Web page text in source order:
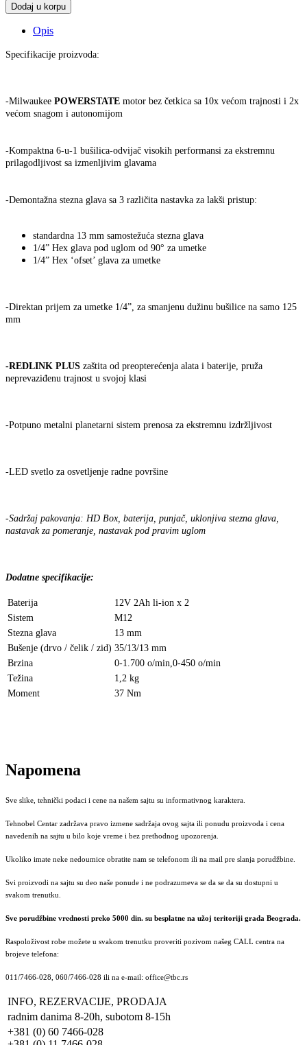
Dodaj u korpu
Opis
Specifikacije proizvoda:
-Milwaukee POWERSTATE motor bez četkica sa 10x većom trajnosti i 2x
većom snagom i autonomijom
-Kompaktna 6-u-1 bušilica-odvijač visokih performansi za ekstremnu
prilagodljivost sa izmenljivim glavama
-Demontažna stezna glava sa 3 različita nastavka za lakši pristup:
standardna 13 mm samostežuća stezna glava
1/4” Hex glava pod uglom od 90° za umetke
1/4” Hex ‘ofset’ glava za umetke
-Direktan prijem za umetke 1/4”, za smanjenu dužinu bušilice na samo 125
mm
-REDLINK PLUS zaštita od preopterećenja alata i baterije, pruža
neprevaziđenu trajnost u svojoj klasi
-Potpuno metalni planetarni sistem prenosa za ekstremnu izdržljivost
-LED svetlo za osvetljenje radne površine
-Sadržaj pakovanja: HD Box, baterija, punjač, uklonjiva stezna glava,
nastavak za pomeranje, nastavak pod pravim uglom
Dodatne specifikacije:
Baterija
12V 2Ah li-ion x 2
Sistem
M12
Stezna glava
13 mm
Bušenje (drvo / čelik / zid) 35/13/13 mm
Brzina
0-1.700 o/min,0-450 o/min
Težina
1,2 kg
Moment
37 Nm
Napomena
Sve slike, tehnički podaci i cene na našem sajtu su informativnog karaktera.
Tehnobel Centar zadržava pravo izmene sadržaja ovog sajta ili ponudu proizvoda i cena
navedenih na sajtu u bilo koje vreme i bez prethodnog upozorenja.
Ukoliko imate neke nedoumice obratite nam se telefonom ili na mail pre slanja porudžbine.
Svi proizvodi na sajtu su deo naše ponude i ne podrazumeva se da se da su dostupni u
svakom trenutku.
Sve porudžbine vrednosti preko 5000 din. su besplatne na užoj teritoriji grada Beograda.
Raspoloživost robe možete u svakom trenutku proveriti pozivom našeg CALL centra na
brojeve telefona:
011/7466-028, 060/7466-028 ili na e-mail: office@tbc.rs
INFO, REZERVACIJE, PRODAJA
radnim danima 8-20h, subotom 8-15h
+381 (0) 60 7466-028